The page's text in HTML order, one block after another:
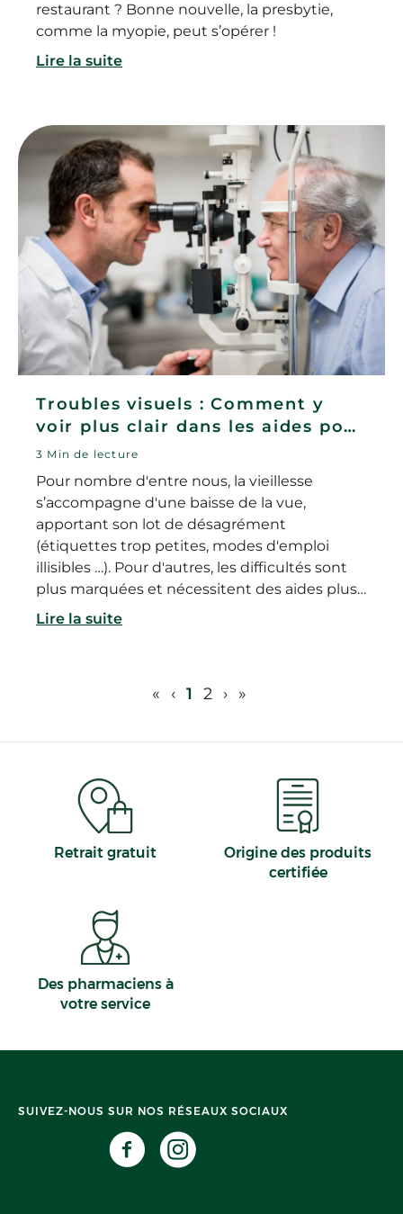
restaurant ? Bonne nouvelle, la presbytie,
comme la myopie, peut s’opérer !
Lire la suite
Troubles visuels : Comment y
voir plus clair dans les aides pour
la vue ?
3 Min de lecture
Pour nombre d'entre nous, la vieillesse
s’accompagne d'une baisse de la vue,
apportant son lot de désagrément
(étiquettes trop petites, modes d'emploi
illisibles …). Pour d'autres, les difficultés sont
plus marquées et nécessitent des aides plus
spécifiques. Ces quelques conseils vous
Lire la suite
« ‹ 1 2 › »
Retrait gratuit
Origine des produits
certifiée
Des pharmaciens à
votre service
SUIVEZ-NOUS SUR NOS RÉSEAUX SOCIAUX